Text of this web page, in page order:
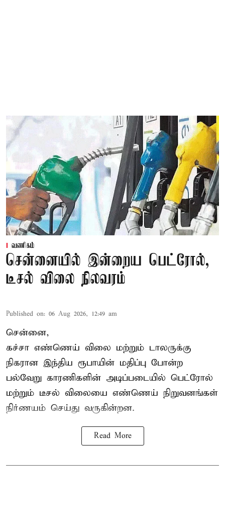
வணிகம்
சென்னையில் இன்றைய பெட்ரோல்,
டீசல் விலை நிலவரம்
Published on: 06 Aug 2026, 12:49 am
சென்னை,
கச்சா எண்ணெய் விலை மற்றும் டாலருக்கு
நிகரான இந்திய ரூபாயின் மதிப்பு போன்ற
பல்வேறு காரணிகளின் அடிப்படையில் பெட்ரோல்
மற்றும் டீசல் விலையை எண்ணெய் நிறுவனங்கள்
நிர்ணயம் செய்து வருகின்றன.
Read More